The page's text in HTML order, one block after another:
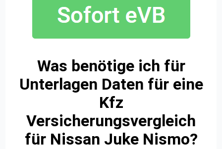
Was benötige ich für
Unterlagen Daten für eine
Kfz
Versicherungsvergleich
für Nissan Juke Nismo?